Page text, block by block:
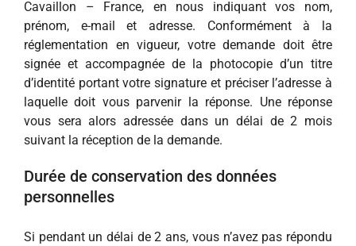
Cavaillon – France, en nous indiquant vos nom,
prénom, e-mail et adresse. Conformément à la
réglementation en vigueur, votre demande doit être
signée et accompagnée de la photocopie d’un titre
d’identité portant votre signature et préciser l’adresse à
laquelle doit vous parvenir la réponse. Une réponse
vous sera alors adressée dans un délai de 2 mois
suivant la réception de la demande.
Durée de conservation des données
personnelles
Si pendant un délai de 2 ans, vous n’avez pas répondu